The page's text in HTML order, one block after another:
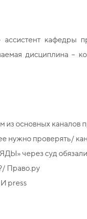
кафедры
дисциплина –
из основных
нужно проверять/
через суд
Право.ру
press